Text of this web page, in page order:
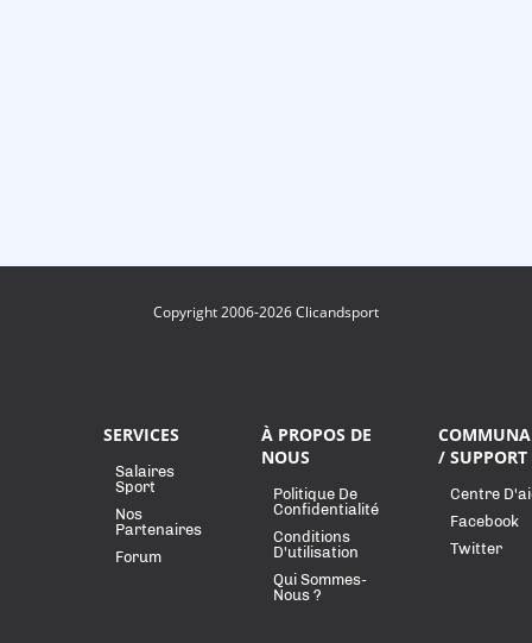
Copyright 2006-2026 Clicandsport
SERVICES
Salaires
Sport
Nos
Partenaires
Forum
À PROPOS DE
NOUS
Politique De
Confidentialité
Conditions
D'utilisation
Qui Sommes-
Nous ?
/ SUPPORT
Centre
Facebook
Twitter